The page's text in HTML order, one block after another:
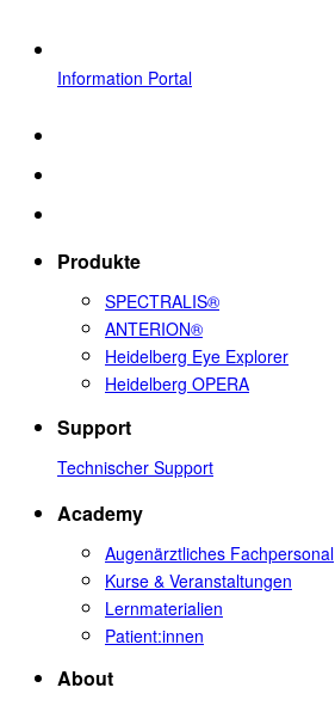
Information Portal
Produkte
SPECTRALIS®
ANTERION®
Heidelberg Eye Explorer
Heidelberg OPERA
Support
Technischer Support
Academy
Augenärztliches Fachpersonal
Kurse & Veranstaltungen
Lernmaterialien
Patient:innen
About